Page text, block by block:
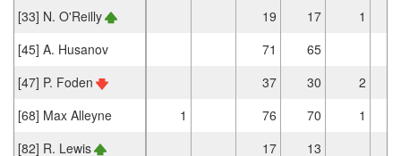
[33] N. O'Reilly
19 17
1
[45] A. Husanov
71
65
[47] P. Foden
37 30
2
[68] Max Alleyne
1 76 70
1
[82] R. Lewis
17 13